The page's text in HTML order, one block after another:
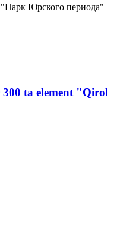
"Парк Юрского периода"
ta element "Qirol